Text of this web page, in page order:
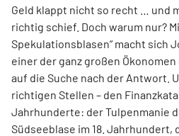
Geld klappt nicht so recht … und
richtig schief. Doch warum nur?
Spekulationsblasen“ macht sich
einer der ganz großen
auf die Suche nach der Antwort.
richtigen Stellen – den
Jahrhunderte: der Tulpenmanie
Südseeblase im 18.